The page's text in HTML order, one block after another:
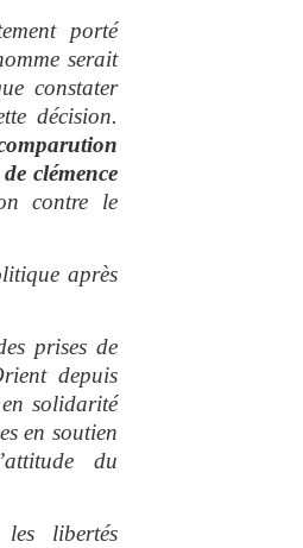
porté
serait
constater
décision.
clémence
contre le
après
prises de
depuis
solidarité
en soutien
du
les libertés